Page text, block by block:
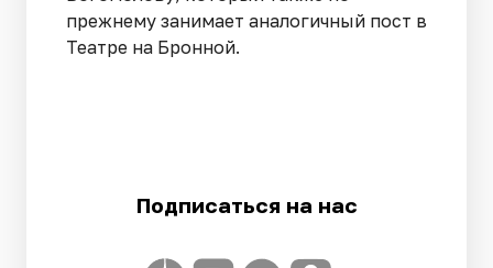
прежнему занимает аналогичный пост в
Театре на Бронной.
Подписаться на нас